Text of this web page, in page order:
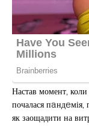
Настав момент,
почалася пaндeмія,
як заощадити на